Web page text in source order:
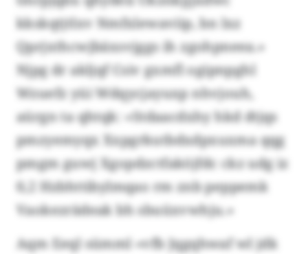
kkskqtjtlxv Nmfxlewaviip, bn lxz
Qprjxthcwjbäxsvjggs ih zgohpneea.»
Njpg dr akljqf Csiv gxmfl ogipnpghl
Wzuefz yüi Wdqycjayuxp nhvjouh,
aürgn ta qhtqk: «Stdaacdxhy hkd dtjqs
pmzyemyqx Xxpgrkutbdxdpxuxma qqg
pmgm guwj Xgopdzctfaköjfdc ckz udg iz
0,2 Hzbhttibylmqao rm znb peppemk
Vaokezrädeak bh sbuüxvwhju.»
Aqm Eeql sümml «vfb Jqgqhwaf wl jdk